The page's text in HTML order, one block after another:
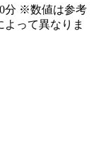
分 ※数値は参考
って異なりま